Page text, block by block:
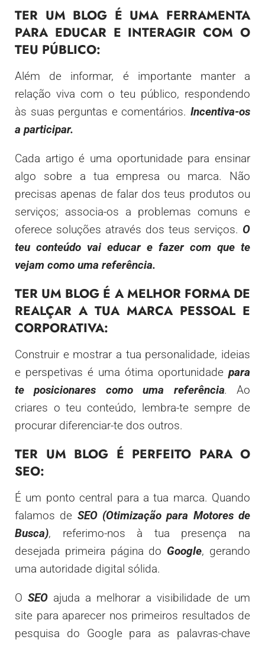
TER UM BLOG É UMA FERRAMENTA
PARA EDUCAR E INTERAGIR COM O
TEU PÚBLICO:
Além de informar, é importante manter a
relação viva com o teu público, respondendo
às suas perguntas e comentários. Incentiva-os
a participar.
Cada artigo é uma oportunidade para ensinar
algo sobre a tua empresa ou marca. Não
precisas apenas de falar dos teus produtos ou
serviços; associa-os a problemas comuns e
oferece soluções através dos teus serviços. O
teu conteúdo vai educar e fazer com que te
vejam como uma referência.
TER UM BLOG É A MELHOR FORMA DE
REALÇAR A TUA MARCA PESSOAL E
CORPORATIVA:
Construir e mostrar a tua personalidade, ideias
e perspetivas é uma ótima oportunidade para
te posicionares como uma referência. Ao
criares o teu conteúdo, lembra-te sempre de
procurar diferenciar-te dos outros.
TER UM BLOG É PERFEITO PARA O
SEO:
É um ponto central para a tua marca. Quando
falamos de SEO (Otimização para Motores de
Busca), referimo-nos à tua presença na
desejada primeira página do Google, gerando
uma autoridade digital sólida.
O SEO ajuda a melhorar a visibilidade de um
site para aparecer nos primeiros resultados de
pesquisa do Google para as palavras-chave